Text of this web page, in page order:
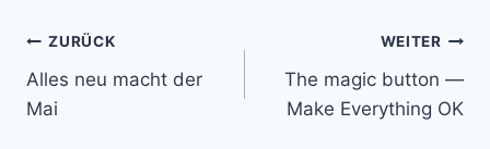
Beitragsnavigation
ZURÜCK
Alles neu macht der
Mai
WEITER
The magic button —
Make Everything OK